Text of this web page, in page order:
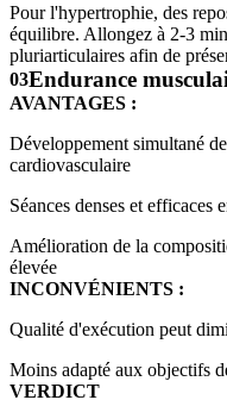
Pour l'hypertrophie, des
équilibre. Allongez à 2-3
pluriarticulaires afin de
03Endurance
AVANTAGES :
Développement simultané
cardiovasculaire
Séances denses et efficaces
Amélioration de la
élevée
INCONVÉNIENTS :
Qualité d'exécution peut
Moins adapté aux objectifs
VERDICT